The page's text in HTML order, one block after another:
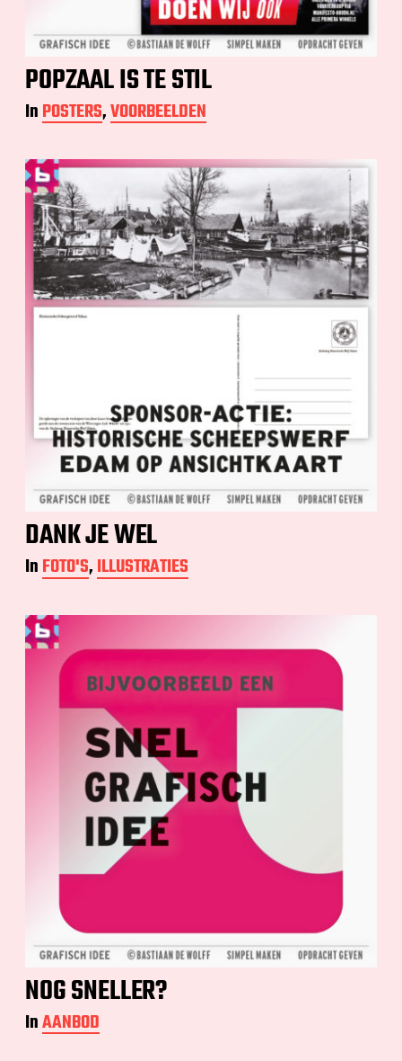
POPZAAL IS TE STIL
InPOSTERS,VOORBEELDEN
DANK JE WEL
InFOTO'S,ILLUSTRATIES
NOG SNELLER?
InAANBOD